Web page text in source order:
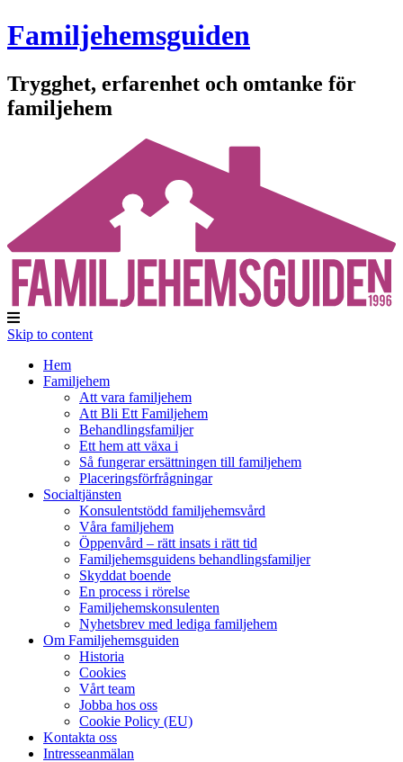
Familjehemsguiden
Trygghet, erfarenhet och omtanke för
familjehem
Skip to content
Hem
Familjehem
Att vara familjehem
Att Bli Ett Familjehem
Behandlingsfamiljer
Ett hem att växa i
Så fungerar ersättningen till familjehem
Placeringsförfrågningar
Socialtjänsten
Konsulentstödd familjehemsvård
Våra familjehem
Öppenvård – rätt insats i rätt tid
Familjehemsguidens behandlingsfamiljer
Skyddat boende
En process i rörelse
Familjehemskonsulenten
Nyhetsbrev med lediga familjehem
Om Familjehemsguiden
Historia
Cookies
Vårt team
Jobba hos oss
Cookie Policy (EU)
Kontakta oss
Intresseanmälan